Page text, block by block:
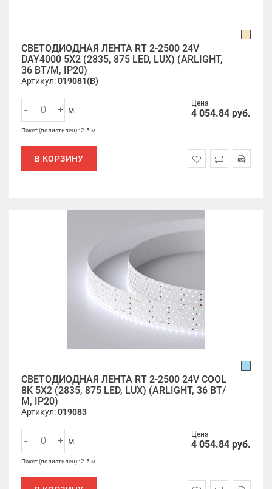
СВЕТОДИОДНАЯ ЛЕНТА RT 2-2500 24V
DAY4000 5X2 (2835, 875 LED, LUX) (ARLIGHT,
36 ВТ/М, IP20)
Артикул:019081(B)
Цена
4 054.84 руб.
- + м
Пакет (полиэтилен) : 2.5 м
В КОРЗИНУ
СВЕТОДИОДНАЯ ЛЕНТА RT 2-2500 24V COOL
8K 5X2 (2835, 875 LED, LUX) (ARLIGHT, 36 ВТ/
М, IP20)
Артикул:019083
Цена
4 054.84 руб.
- + м
Пакет (полиэтилен) : 2.5 м